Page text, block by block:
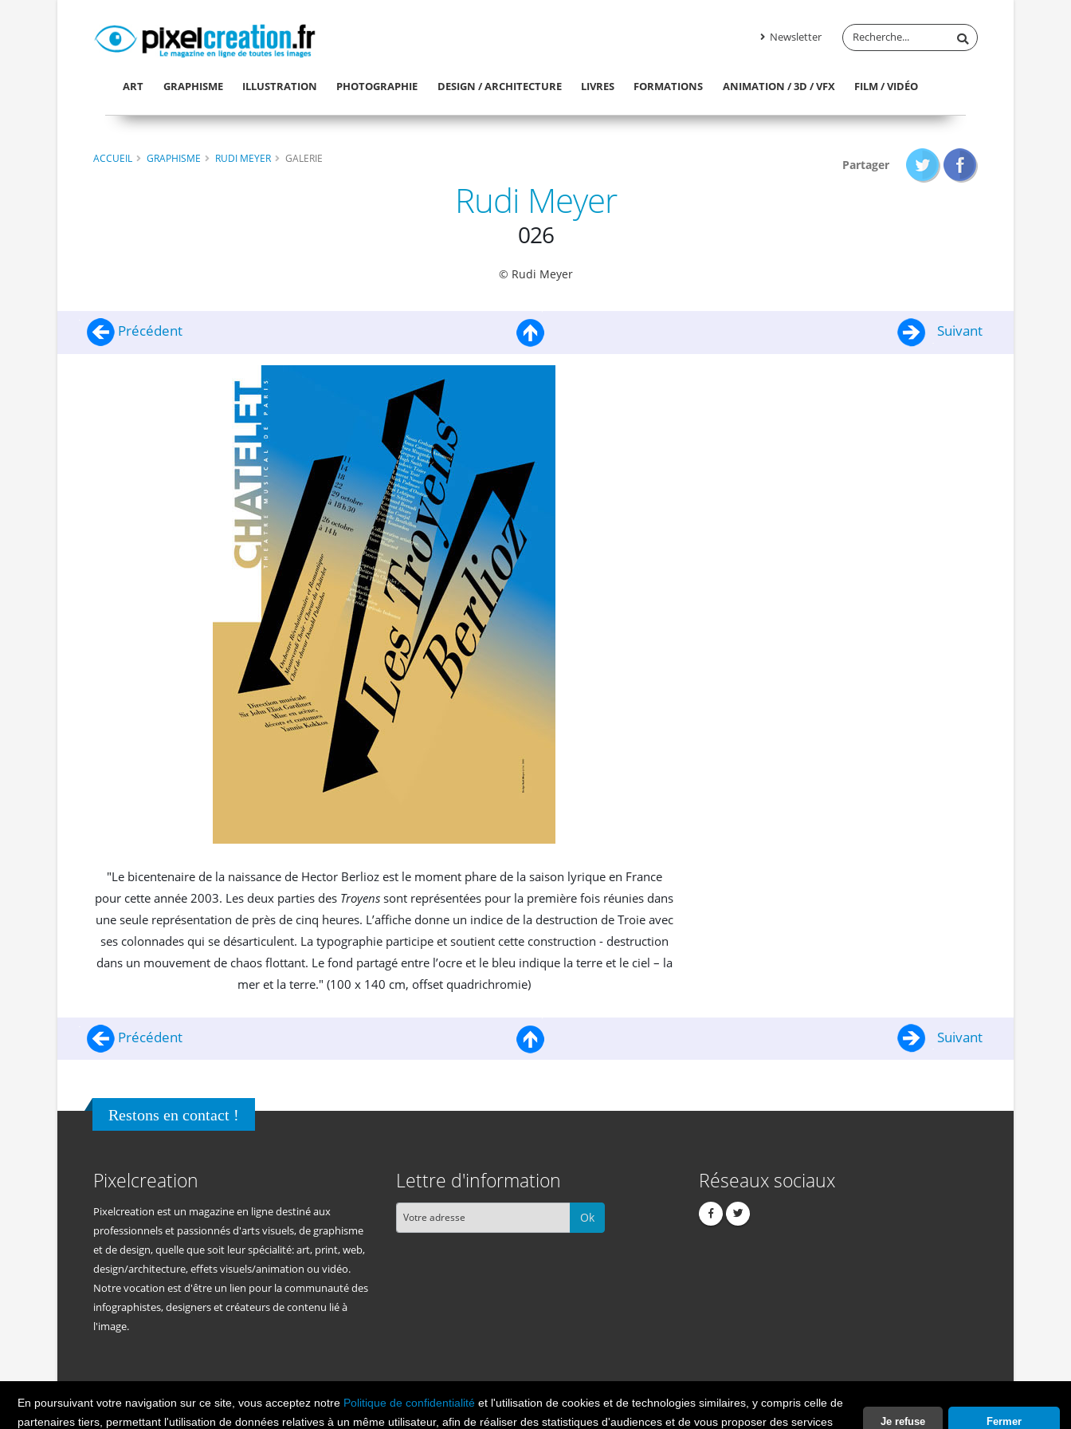
En poursuivant votre navigation sur ce site, vous acceptez notre Politique de confidentialitéet l'utilisation de cookies et de technologies similaires, y compris celle de
partenaires tiers, permettant l'utilisation de données relatives à un même utilisateur, afin de réaliser des statistiques d'audiences et de vous proposer des services
Je refuse Fermer
Newsletter
ART GRAPHISME ILLUSTRATION PHOTOGRAPHIE DESIGN / ARCHITECTURE LIVRES FORMATIONS ANIMATION / 3D / VFX FILM / VIDÉO
ACCUEIL GRAPHISME RUDI MEYER GALERIE Partager
Rudi Meyer
026
© Rudi Meyer
Précédent Suivant
"Le bicentenaire de la naissance de Hector Berlioz est le moment phare de la saison lyrique en France
pour cette année 2003. Les deux parties des Troyenssont représentées pour la première fois réunies dans
une seule représentation de près de cinq heures. L’affiche donne un indice de la destruction de Troie avec
ses colonnades qui se désarticulent. La typographie participe et soutient cette construction - destruction
dans un mouvement de chaos flottant. Le fond partagé entre l’ocre et le bleu indique la terre et le ciel – la
mer et la terre." (100 x 140 cm, offset quadrichromie)
Précédent Suivant
Restons en contact !
Pixelcreation
Pixelcreation est un magazine en ligne destiné aux
professionnels et passionnés d'arts visuels, de graphisme
et de design, quelle que soit leur spécialité: art, print, web,
design/architecture, effets visuels/animation ou vidéo.
Notre vocation est d'être un lien pour la communauté des
infographistes, designers et créateurs de contenu lié à
l'image.
Lettre d'information
Ok
Réseaux sociaux
PIXELCREATION © Copyright Pixelcreation 2026, tous droits réservés. Politique de confidentialité